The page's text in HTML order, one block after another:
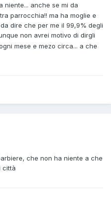
niente... anche se mi da
parrocchia!! ma ha moglie e
dire che per me il 99,9% degli
non avrei motivo di dirgli
mese e mezo circa... a che
che non ha niente a che
città